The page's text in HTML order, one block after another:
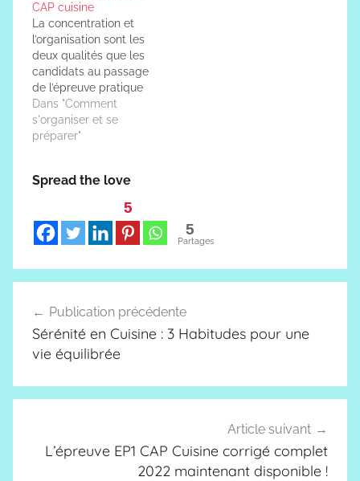
CAP cuisine
La concentration et
l’organisation sont les
deux qualités que les
candidats au passage
de l’épreuve pratique
du CAP cuisine doivent
développer le plus.
Pendant cette épreuve,
différents postes pour
voir les méthodes de
travail de chacun et le
degré de maîtrise des
techniques de base.…
Dans "Comment
s'organiser et se
préparer"
Spread the love
5
5
Partages
de
l’article
Publication précédente
Sérénité en Cuisine : 3 Habitudes pour une
vie équilibrée
Article suivant
L’épreuve EP1 CAP Cuisine corrigé complet
2022 maintenant disponible !